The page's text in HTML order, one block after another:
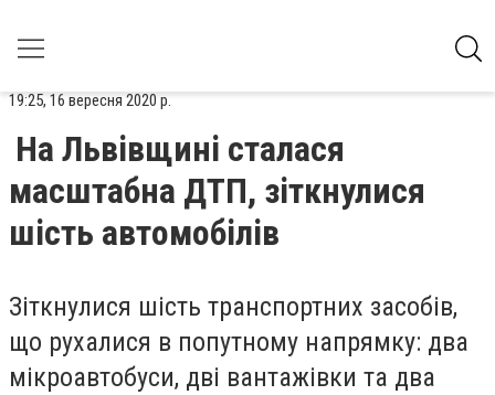
19:25, 16 вересня 2020 р.
На Львівщині сталася
масштабна ДТП, зіткнулися
шість автомобілів
Зіткнулися шість транспортних засобів,
що рухалися в попутному напрямку: два
мікроавтобуси, дві вантажівки та два